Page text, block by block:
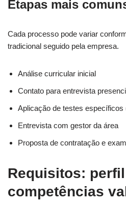
Etapas mais
Cada processo pode variar
tradicional seguido pela empresa.
Análise curricular inicial
Contato para entrevista
Aplicação de testes específicos
Entrevista com gestor da área
Proposta de contratação e
Requisitos:
competências